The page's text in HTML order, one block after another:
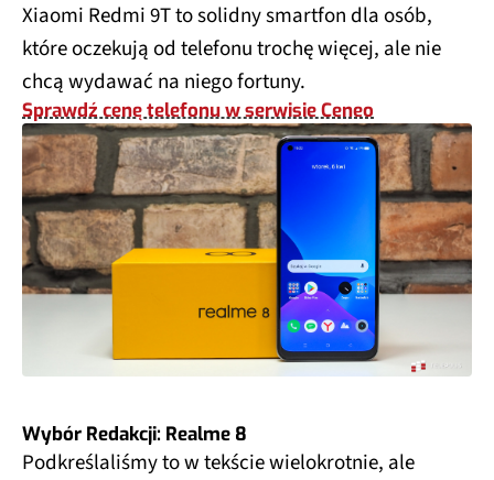
Xiaomi Redmi 9T to solidny smartfon dla osób,
które oczekują od telefonu trochę więcej, ale nie
chcą wydawać na niego fortuny.
Sprawdź cenę telefonu w serwisie Ceneo
Wybór Redakcji: Realme 8
Podkreślaliśmy to w tekście wielokrotnie, ale